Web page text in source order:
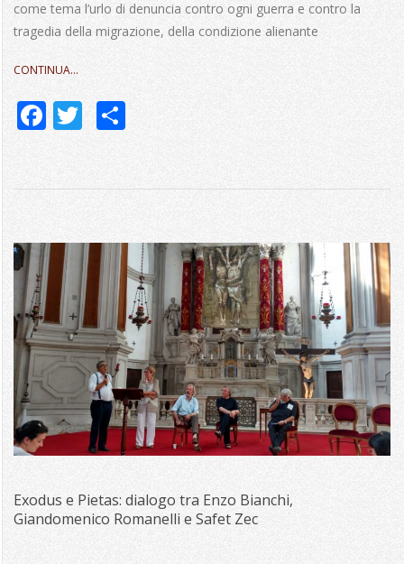
come tema l’urlo di denuncia contro ogni guerra e contro la
tragedia della migrazione, della condizione alienante
CONTINUA…
Facebook
Twitter
Exodus e Pietas: dialogo tra Enzo Bianchi,
Giandomenico Romanelli e Safet Zec